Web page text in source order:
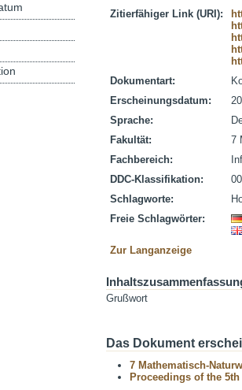
Zitierfähiger Link (URI):
Dokumentart:
Erscheinungsdatum:
Sprache:
Fakultät:
7
Fachbereich:
DDC-Klassifikation:
Schlagworte:
Freie Schlagwörter:
Zur Langanzeige
Grußwort
Das Dokument
7 Mathematisch-
Proceedings of the